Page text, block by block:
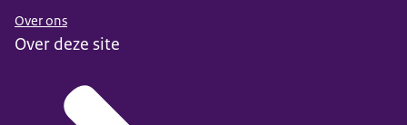
Over ons
Over deze site